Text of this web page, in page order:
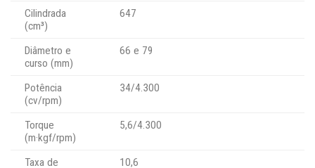
Cilindrada
(cm³)
647
Diâmetro e
curso (mm)
66 e 79
Potência
(cv/rpm)
34/4.300
Torque
(m·kgf/rpm)
5,6/4.300
Taxa de
10,6